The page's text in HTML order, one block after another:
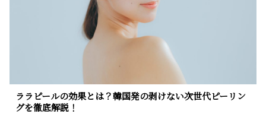
ララピールの効果とは？韓国発の剥けない次世代ピーリン
グを徹底解説！